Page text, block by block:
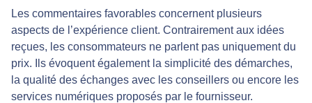
Les commentaires favorables concernent plusieurs
aspects de l’expérience client. Contrairement aux idées
reçues, les consommateurs ne parlent pas uniquement du
prix. Ils évoquent également la simplicité des démarches,
la qualité des échanges avec les conseillers ou encore les
services numériques proposés par le fournisseur.